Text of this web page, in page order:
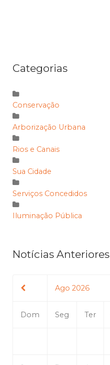
Categorias
Conservação
Arborização Urbana
Rios e Canais
Sua Cidade
Serviços Concedidos
Iluminação Pública
Notícias Anteriores
Ago 2026
Dom Seg Ter